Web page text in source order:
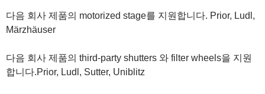
다음 회사 제품의 motorized stage를 지원합니다. Prior, Ludl,
Märzhäuser
다음 회사 제품의 third-party shutters 와 filter wheels을 지원
합니다.Prior, Ludl, Sutter, Uniblitz